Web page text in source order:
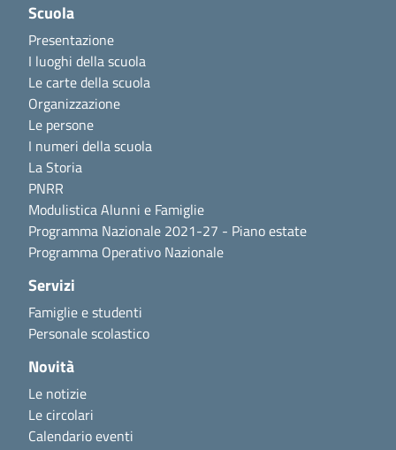
Scuola
Presentazione
I luoghi della scuola
Le carte della scuola
Organizzazione
Le persone
I numeri della scuola
La Storia
PNRR
Modulistica Alunni e Famiglie
Programma Nazionale 2021-27 - Piano estate
Programma Operativo Nazionale
Servizi
Famiglie e studenti
Personale scolastico
Novità
Le notizie
Le circolari
Calendario eventi